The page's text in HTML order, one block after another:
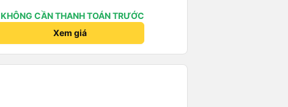
KHÔNG CẦN THANH TOÁN TRƯỚC
Xem giá